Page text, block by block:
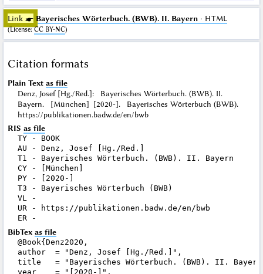
Link ☛ Bayerisches Wörterbuch. (BWB). II. Bayern· HTML
(License:CC BY-NC)
Citation formats
Plain Text as file
Denz, Josef [Hg./Red.]: Bayerisches Wörterbuch. (BWB). II.
Bayern. [München] [2020-]. Bayerisches Wörterbuch (BWB).
https://publikationen.badw.de/en/bwb
RIS as file
TY - BOOK
AU - Denz, Josef [Hg./Red.]
T1 - Bayerisches Wörterbuch. (BWB). II. Bayern
CY - [München]
PY - [2020-]
T3 - Bayerisches Wörterbuch (BWB)
VL -
UR - https://publikationen.badw.de/en/bwb
BibTex as file
@Book{Denz2020,
author  = "Denz, Josef [Hg./Red.]",
title   = "Bayerisches Wörterbuch. (BWB). II.
year    = "[2020-]",